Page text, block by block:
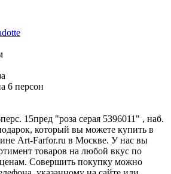
6 персон
15пред "роза серая 5396011" , наб.
который вы можете купить в
Art-Farfor.ru в Москве. У нас вы
товаров на любой вкус по
Совершить покупку можно